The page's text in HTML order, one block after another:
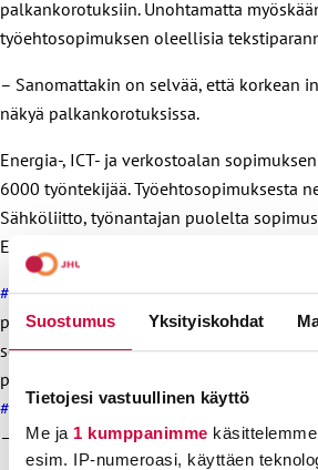
Suostumus Yksityiskohdat
Tietojesi vastuullinen käyttö
Me ja 1 kumppanimme
esim. IP-numeroasi, käyttäen
palkankorotuksiin. Unohtamatta
työehtosopimuksen oleellisia
– Sanomattakin on selvää, että korkean
näkyä palkankorotuksissa.
Energia-, ICT- ja verkostoalan
6000 työntekijää. Työehtosopimuksesta
Sähköliitto, työnantajan puolelta
Energiateollisuus ry ja Palvelualojen
#Energian (EIV)
päästä. Tämän kuun loppuu
sopuun, muutoin työehtosopimus on
päättymään 31.3.2023.
#JHLneuvottelee pic.twitter.com/
— Kari Lehtinen (@KariLehtinen68)